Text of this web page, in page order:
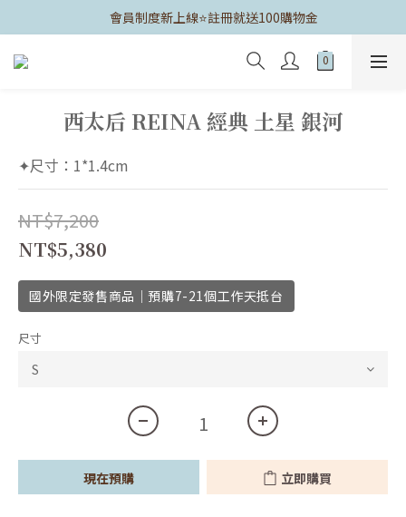
	會員制度新上線⭐️註冊就送100購物金
西太后 REINA 經典 土星 銀河
✦尺寸：1*1.4cm
NT$7,200
NT$5,380
國外限定發售商品｜預購7-21個工作天抵台
尺寸
現在預購 立即購買